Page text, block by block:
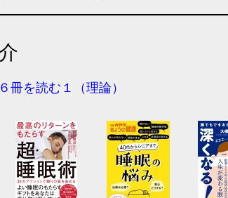
冊を読む１（理論）